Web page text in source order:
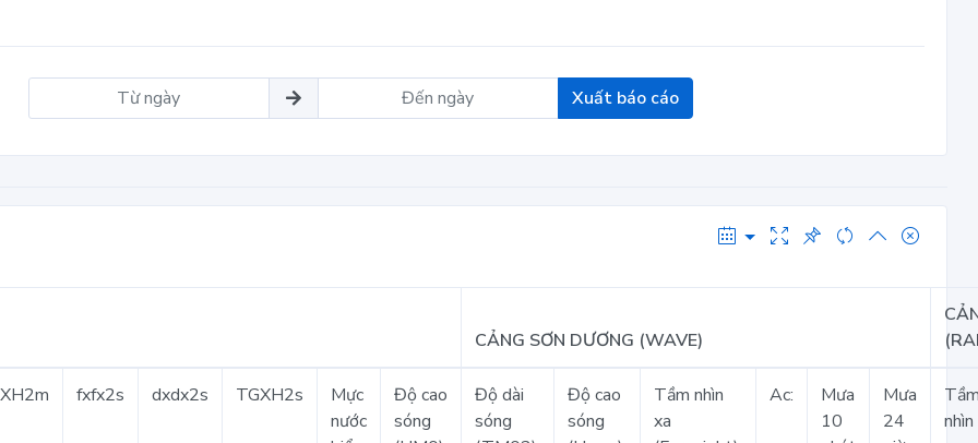
Xuất báo cáo
CẢNG SƠN DƯƠNG (WAVE)
fxfx2s dxdx2s TGXH2s
Mực
nước
Độ cao
sóng
Độ dài
sóng
Độ cao
sóng
Tầm nhìn
xa
Ac:
Mưa
10
Mưa
24
nhìn